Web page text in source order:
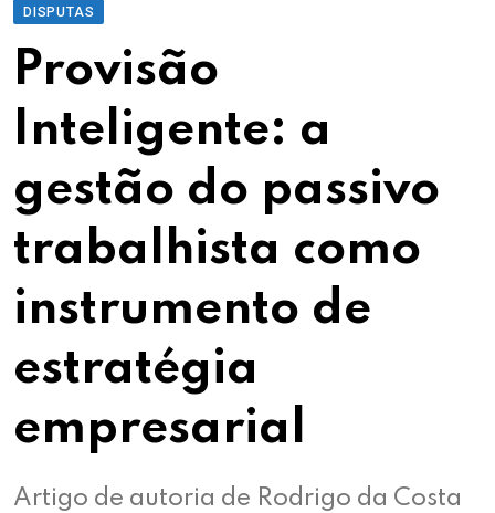
DISPUTAS
Provisão
Inteligente: a
gestão do passivo
trabalhista como
instrumento de
estratégia
empresarial
Artigo de autoria de Rodrigo da Costa